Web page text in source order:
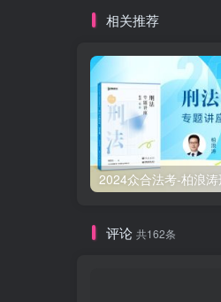
相关推荐
评论 共162条